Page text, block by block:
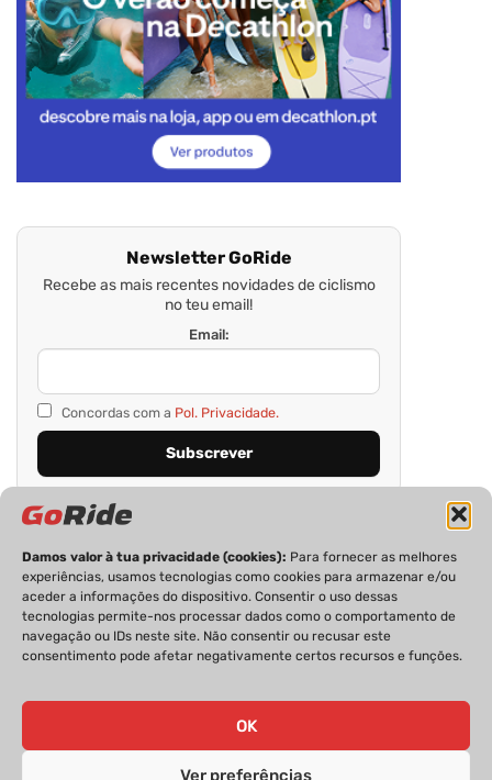
Damos valor à tua privacidade (cookies): Para fornecer as melhores
experiências, usamos tecnologias como cookies para armazenar e/ou
aceder a informações do dispositivo. Consentir o uso dessas
tecnologias permite-nos processar dados como o comportamento de
navegação ou IDs neste site. Não consentir ou recusar este
consentimento pode afetar negativamente certos recursos e funções.
OK
Ver preferências
Newsletter GoRide
Recebe as mais recentes novidades de ciclismo
no teu email!
Email:
Concordas com a Pol. Privacidade.
PRIVACIDADE FICHA TÉCNICA
ESTATUTO EDITORIAL